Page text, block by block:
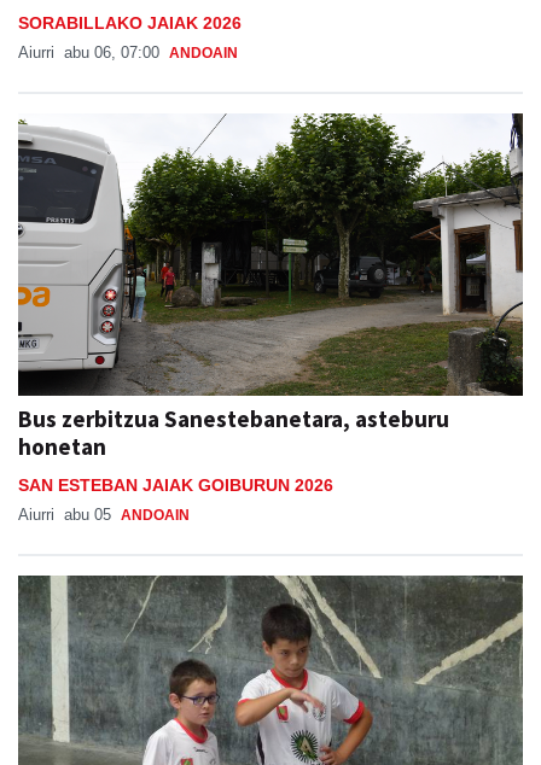
SORABILLAKO JAIAK 2026
Aiurri abu 06, 07:00 ANDOAIN
Bus zerbitzua Sanestebanetara, asteburu
honetan
SAN ESTEBAN JAIAK GOIBURUN 2026
Aiurri abu 05 ANDOAIN